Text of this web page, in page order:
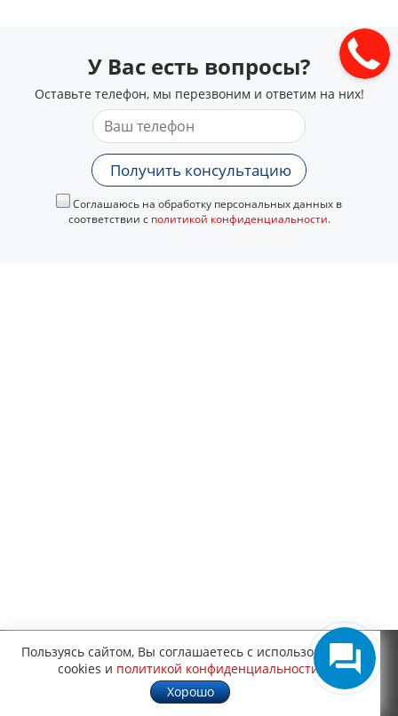
У Вас есть вопросы?
Оставьте телефон, мы перезвоним и ответим на них!
Получить консультацию
Соглашаюсь на обработку персональных данных в
соответствии с политикой конфиденциальности.
О КОМПАНИИ
Пользуясь сайтом, Вы соглашаетесь с использованием
cookies и политикой конфиденциальности
Хорошо